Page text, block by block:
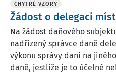
CHYTRÉ VZORY
Žádost o delegaci
Na žádost daňového
nadřízený správce daně
výkonu správy daní na
daně, jestliže je to účelné